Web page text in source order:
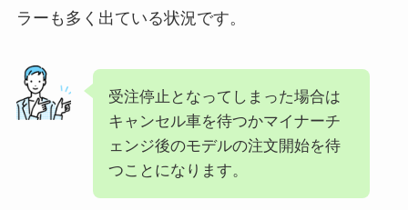
ラーも多く出ている状況です。
受注停止となってしまった場合は
キャンセル車を待つかマイナーチ
ェンジ後のモデルの注文開始を待
つことになります。